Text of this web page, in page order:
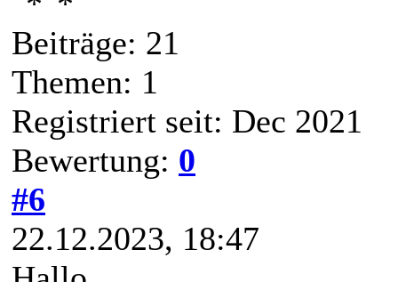
Beiträge: 21
Themen: 1
Registriert seit: Dec 2021
Bewertung: 0
#6
22.12.2023, 18:47